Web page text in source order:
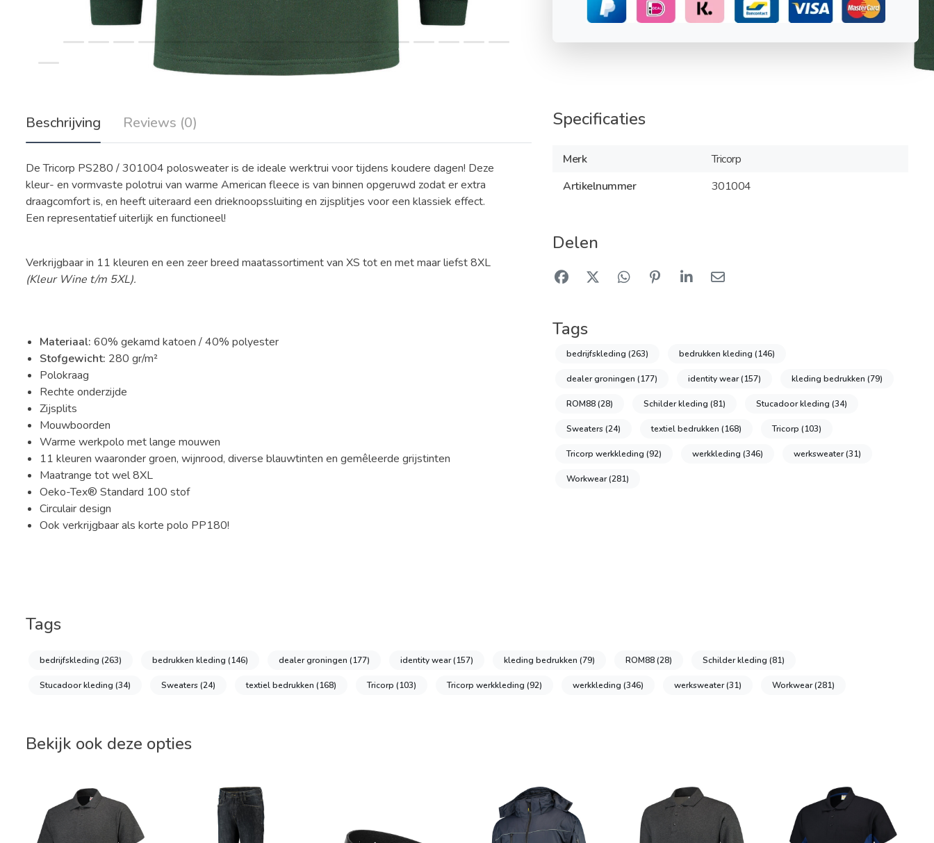
Beschrijving Reviews (0)
De Tricorp PS280 / 301004 polosweater is de ideale werktrui voor tijdens koudere dagen! Deze
kleur- en vormvaste polotrui van warme American fleece is van binnen opgeruwd zodat er extra
draagcomfort is, en heeft uiteraard een drieknoopssluiting en zijsplitjes voor een klassiek effect.
Een representatief uiterlijk en functioneel!
Verkrijgbaar in 11 kleuren en een zeer breed maatassortiment van XS tot en met maar liefst 8XL
(Kleur Wine t/m 5XL).
Materiaal: 60% gekamd katoen / 40% polyester
Stofgewicht: 280 gr/m²
Polokraag
Rechte onderzijde
Zijsplits
Mouwboorden
Warme werkpolo met lange mouwen
11 kleuren waaronder groen, wijnrood, diverse blauwtinten en gemêleerde grijstinten
Maatrange tot wel 8XL
Oeko-Tex® Standard 100 stof
Circulair design
Ook verkrijgbaar als korte polo PP180!
Specificaties
Merk
Tricorp
Artikelnummer
301004
Delen
Tags
bedrijfskleding(263) bedrukken kleding(146)
dealer groningen(177) identity wear(157) kleding bedrukken(79)
ROM88(28) Schilder kleding(81) Stucadoor kleding(34)
Sweaters(24) textiel bedrukken(168) Tricorp(103)
Tricorp werkkleding(92) werkkleding(346) werksweater(31)
Workwear(281)
Tags
bedrijfskleding (263) bedrukken kleding (146) dealer groningen (177) identity wear(157) kleding bedrukken (79) ROM88(28) Schilder kleding (81)
Stucadoor kleding (34) Sweaters(24) textiel bedrukken (168) Tricorp (103) Tricorp werkkleding (92) werkkleding (346) werksweater(31) Workwear(281)
Bekijk ook deze opties